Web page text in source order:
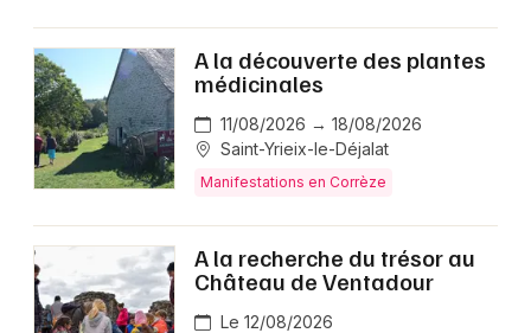
A la découverte des plantes
médicinales
11/08/2026 → 18/08/2026
Saint-Yrieix-le-Déjalat
Manifestations en Corrèze
A la recherche du trésor au
Château de Ventadour
Le 12/08/2026